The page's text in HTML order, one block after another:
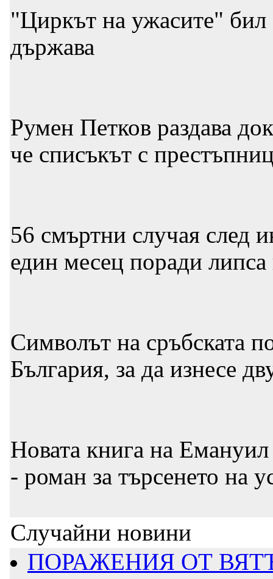
"Циркът на ужасите" бил
държава
Румен Петков раздава
че списъкът с
56 смъртни случая след
един месец поради
Символът на сръбската
България, за да изнесе
Новата книга на
- роман за търсенето на
Случайни новини
ПОРАЖЕНИЯ ОТ